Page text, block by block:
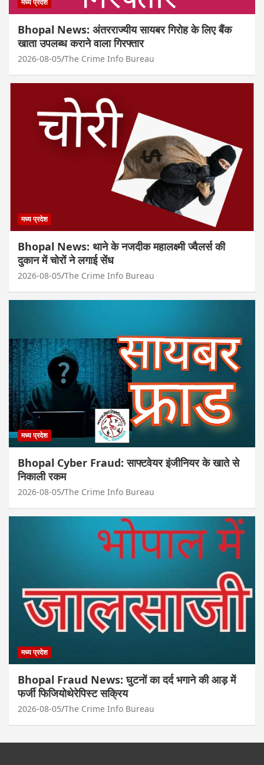
Bhopal News: अंतरराज्यीय सायबर गिरोह के लिए बैंक
खाता उपलब्ध कराने वाला गिरफ्तार
2026-08-05 The Crime Info Bureau
मध्य प्रदेश
Bhopal News: थाने के नजदीक महालक्ष्मी ज्वैलर्स की
दुकान में चोरों ने लगाई सेंध
2026-08-05 The Crime Info Bureau
मध्य प्रदेश
Bhopal Cyber Fraud: साफ्टवेयर इंजीनियर के खाते से
निकाली रकम
2026-08-05 The Crime Info Bureau
मध्य प्रदेश
Bhopal Fraud News: घुटनों का दर्द भगाने की आड़ में
फर्जी फिजियोथेरेपिस्ट सक्रिय
2026-08-05 The Crime Info Bureau